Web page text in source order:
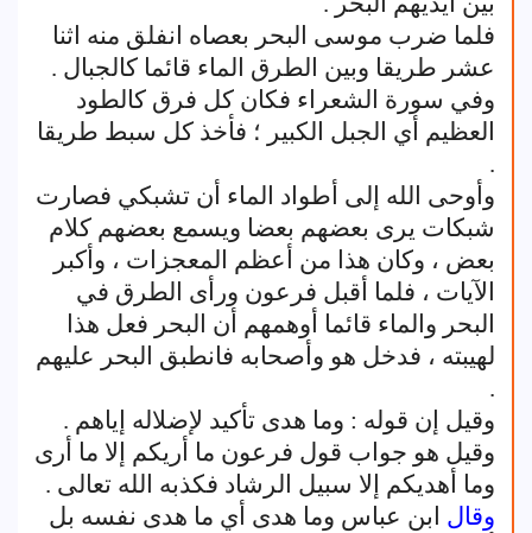
فلما ضرب موسى البحر بعصاه انفلق منه اثنا
عشر طريقا وبين الطرق الماء قائما كالجبال .
وفي سورة الشعراء فكان كل فرق كالطود
العظيم أي الجبل الكبير ؛ فأخذ كل سبط طريقا
.
وأوحى الله إلى أطواد الماء أن تشبكي فصارت
شبكات يرى بعضهم بعضا ويسمع بعضهم كلام
بعض ، وكان هذا من أعظم المعجزات ، وأكبر
الآيات ، فلما أقبل فرعون ورأى الطرق في
البحر والماء قائما أوهمهم أن البحر فعل هذا
لهيبته ، فدخل هو وأصحابه فانطبق البحر عليهم
.
وقيل إن قوله : وما هدى تأكيد لإضلاله إياهم .
وقيل هو جواب قول فرعون ما أريكم إلا ما أرى
وما أهديكم إلا سبيل الرشاد فكذبه الله تعالى .
وقال ابن عباس وما هدى أي ما هدى نفسه بل